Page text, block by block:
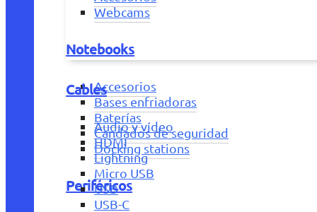
Webcams
Notebooks
Accesorios
Bases enfriadoras
Baterías
Candados de seguridad
Docking stations
Periféricos
Cables
Audio y vídeo
HDMI
Lightning
Micro USB
USB
USB-C